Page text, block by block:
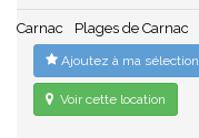
Carnac Plages de Carnac
Ajoutez à ma sélection
Voir cette location